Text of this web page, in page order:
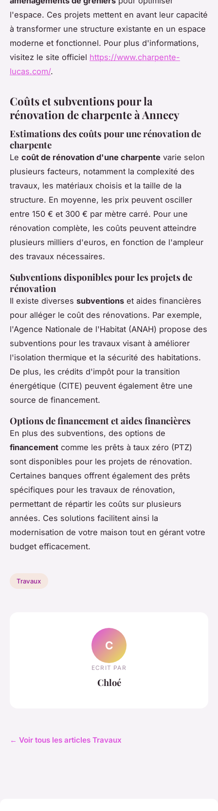
l'espace. Ces projets mettent en avant leur capacité
à transformer une structure existante en un espace
moderne et fonctionnel. Pour plus d'informations,
visitez le site officiel https://www.charpente-
lucas.com/.
Coûts et subventions pour la
rénovation de charpente à Annecy
Estimations des coûts pour une rénovation de
charpente
Le coût de rénovation d'une charpente varie selon
plusieurs facteurs, notamment la complexité des
travaux, les matériaux choisis et la taille de la
structure. En moyenne, les prix peuvent osciller
entre 150 € et 300 € par mètre carré. Pour une
rénovation complète, les coûts peuvent atteindre
plusieurs milliers d'euros, en fonction de l'ampleur
des travaux nécessaires.
Subventions disponibles pour les projets de
rénovation
Il existe diverses subventions et aides financières
pour alléger le coût des rénovations. Par exemple,
l'Agence Nationale de l'Habitat (ANAH) propose des
subventions pour les travaux visant à améliorer
l'isolation thermique et la sécurité des habitations.
De plus, les crédits d'impôt pour la transition
énergétique (CITE) peuvent également être une
source de financement.
Options de financement et aides financières
En plus des subventions, des options de
financement comme les prêts à taux zéro (PTZ)
sont disponibles pour les projets de rénovation.
Certaines banques offrent également des prêts
spécifiques pour les travaux de rénovation,
permettant de répartir les coûts sur plusieurs
années. Ces solutions facilitent ainsi la
modernisation de votre maison tout en gérant votre
budget efficacement.
Travaux
C
ECRIT PAR
Chloé
← Voir tous les articles Travaux